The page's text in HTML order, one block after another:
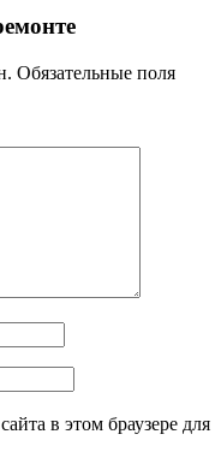
Обязательные поля
в этом браузере для